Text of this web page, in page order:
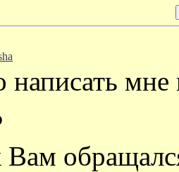
написать
Вам